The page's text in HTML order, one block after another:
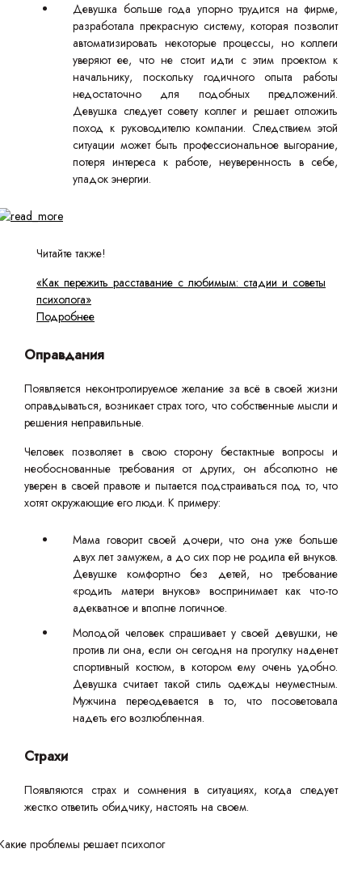
Девушка больше года упорно трудится на фирме,
разработала прекрасную систему, которая позволит
автоматизировать некоторые процессы, но коллеги
уверяют ее, что не стоит идти с этим проектом к
начальнику, поскольку годичного опыта работы
недостаточно для подобных предложений.
Девушка следует совету коллег и решает отложить
поход к руководителю компании. Следствием этой
ситуации может быть профессиональное выгорание,
потеря интереса к работе, неуверенность в себе,
упадок энергии.
Читайте также!
«Как пережить расставание с любимым: стадии и советы
психолога»
Подробнее
Оправдания
Появляется неконтролируемое желание за всё в своей жизни
оправдываться, возникает страх того, что собственные мысли и
решения неправильные.
Человек позволяет в свою сторону бестактные вопросы и
необоснованные требования от других, он абсолютно не
уверен в своей правоте и пытается подстраиваться под то, что
хотят окружающие его люди. К примеру:
Мама говорит своей дочери, что она уже больше
двух лет замужем, а до сих пор не родила ей внуков.
Девушке комфортно без детей, но требование
«родить матери внуков» воспринимает как что-то
адекватное и вполне логичное.
Молодой человек спрашивает у своей девушки, не
против ли она, если он сегодня на прогулку наденет
спортивный костюм, в котором ему очень удобно.
Девушка считает такой стиль одежды неуместным.
Мужчина переодевается в то, что посоветовала
надеть его возлюбленная.
Страхи
Появляются страх и сомнения в ситуациях, когда следует
жестко ответить обидчику, настоять на своем.